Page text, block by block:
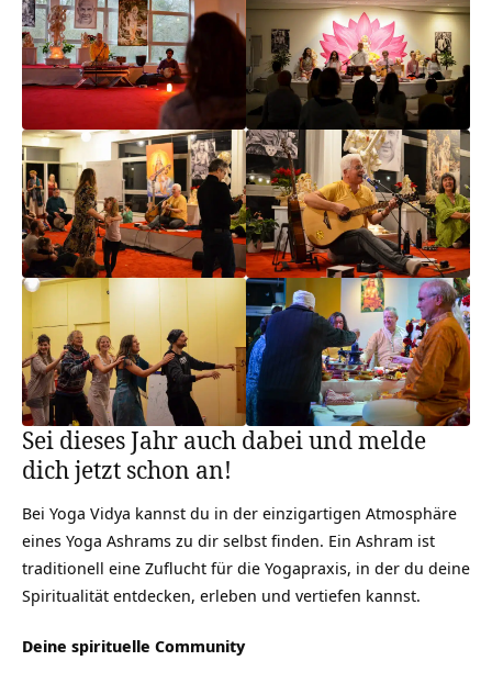
Sei dieses Jahr auch dabei und melde
dich jetzt schon an!
Bei Yoga Vidya kannst du in der einzigartigen Atmosphäre
eines Yoga Ashrams zu dir selbst finden. Ein Ashram ist
traditionell eine Zuflucht für die Yogapraxis, in der du deine
Spiritualität entdecken, erleben und vertiefen kannst.
Deine spirituelle Community